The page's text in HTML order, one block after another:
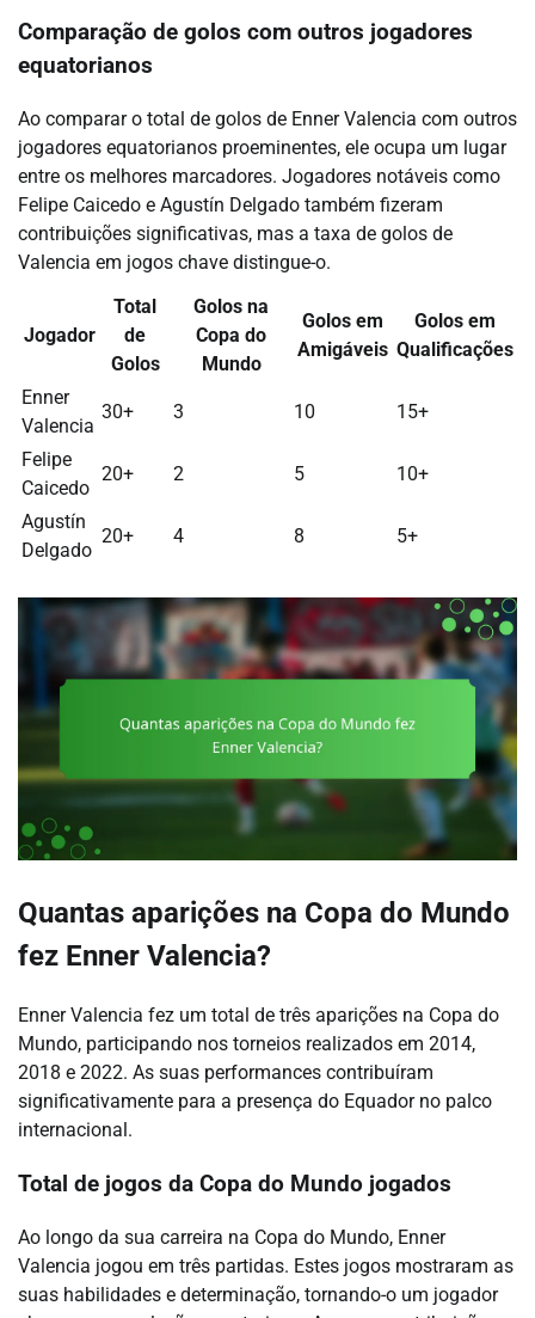
Comparação de golos com outros jogadores
equatorianos
Ao comparar o total de golos de Enner Valencia com outros
jogadores equatorianos proeminentes, ele ocupa um lugar
entre os melhores marcadores. Jogadores notáveis como
Felipe Caicedo e Agustín Delgado também fizeram
contribuições significativas, mas a taxa de golos de
Valencia em jogos chave distingue-o.
Jogador
Total
de
Golos
Golos na
Copa do
Mundo
Golos em
Amigáveis
Golos em
Qualificações
Enner
Valencia
30+ 3 10 15+
Felipe
Caicedo
20+ 2 5 10+
Agustín
Delgado
20+ 4 8 5+
Quantas aparições na Copa do Mundo
fez Enner Valencia?
Enner Valencia fez um total de três aparições na Copa do
Mundo, participando nos torneios realizados em 2014,
2018 e 2022. As suas performances contribuíram
significativamente para a presença do Equador no palco
internacional.
Total de jogos da Copa do Mundo jogados
Ao longo da sua carreira na Copa do Mundo, Enner
Valencia jogou em três partidas. Estes jogos mostraram as
suas habilidades e determinação, tornando-o um jogador